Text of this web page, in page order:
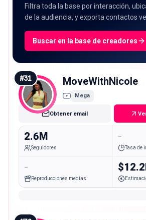
Filtra toda la base por interacción,
de la audiencia, y exporta contactos
Buscar en la base de creadores
#31 MoveWithNicole
Mega
Obtener email
2.6M
Seguidores
-
Tasa de
-
Reproducciones medias